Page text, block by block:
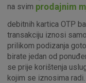
na svim prodajnim
debitnih kartica OTP
transakciju iznosi
prilikom podizanja
birate jedan od
se prije korištenja
kojim se iznosima radi.
za uslugama, kao što
o njima, ali u tom
kolačići ne pohranjuju
identificirati.
Detaljnije informacije